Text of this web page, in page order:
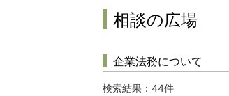
相談の広場
企業法務について
検索結果： 44件